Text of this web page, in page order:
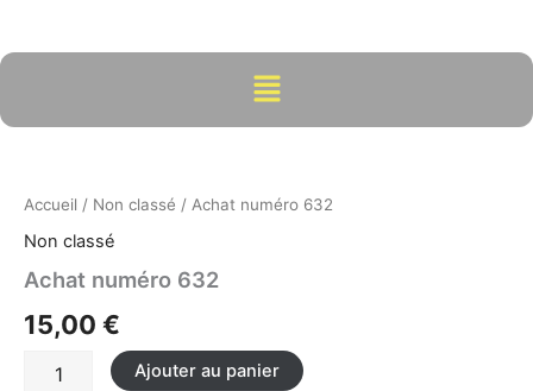
contenu
Menu
Accueil / Non classé / Achat numéro 632
Non classé
Achat numéro 632
15,00 €
numéro
632
Ajouter au panier